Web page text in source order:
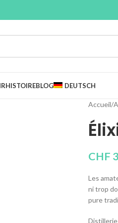
HISTOIREBLOG DEUTSCH
Accueil/
CHF
Les
ni trop
pure
Distillerie